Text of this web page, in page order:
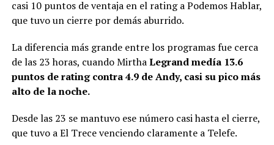
casi 10 puntos de ventaja en el rating a Podemos Hablar,
que tuvo un cierre por demás aburrido.
La diferencia más grande entre los programas fue cerca
de las 23 horas, cuando MirthaLegrand medía 13.6
puntos de rating contra 4.9 de Andy, casi su pico más
alto de la noche.
Desde las 23 se mantuvo ese número casi hasta el cierre,
que tuvo a El Trece venciendo claramente a Telefe.